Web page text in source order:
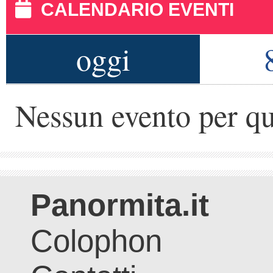
CALENDARIO EVENTI
oggi
Nessun evento per
Panormita.it
Colophon